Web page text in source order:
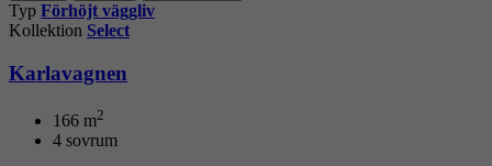
Typ Förhöjt väggliv
Kollektion Select
Karlavagnen
166 m2
4 sovrum